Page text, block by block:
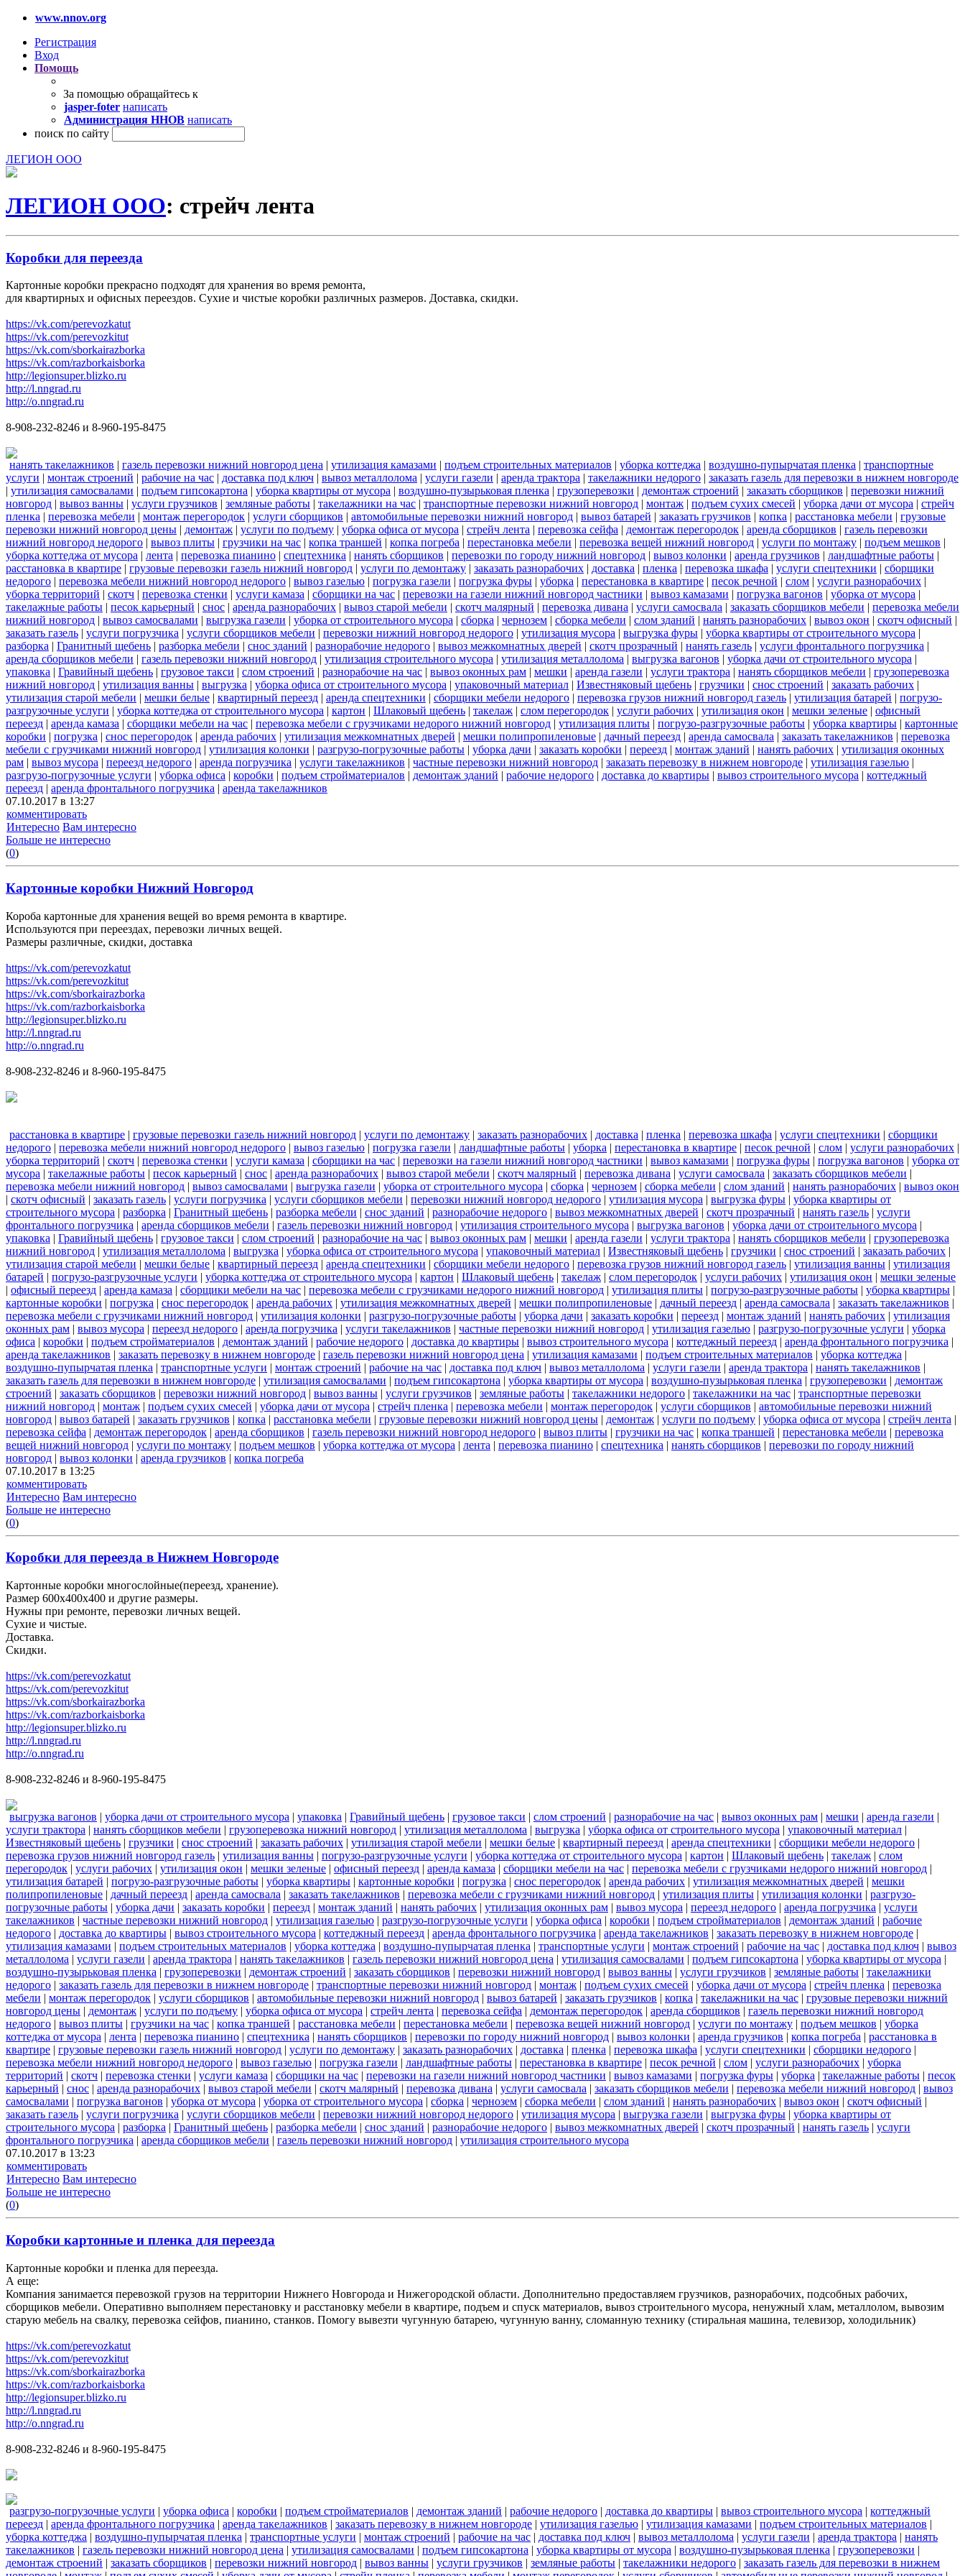
www.nnov.org
Регистрация
Вход
Помощь
За помощью обращайтесь к
jasper-foter написать
Администрация ННОВ написать
поиск по сайту
ЛЕГИОН ООО
ЛЕГИОН ООО: стрейч лента
Коробки для переезда
Картонные коробки прекрасно подходят для хранения во время ремонта,
для квартирных и офисных переездов. Сухие и чистые коробки различных размеров. Доставка, скидки.
https://vk.com/perevozkatut
https://vk.com/perevozkitut
https://vk.com/sborkairazborka
https://vk.com/razborkaisborka
http://legionsuper.blizko.ru
http://l.nngrad.ru
http://o.nngrad.ru
8-908-232-8246 и 8-960-195-8475
нанять такелажников | газель перевозки нижний новгород цена | утилизация камазами | подъем строительных материалов | уборка коттеджа | воздушно-пупырчатая пленка | транспортные
услуги | монтаж строений | рабочие на час | доставка под ключ | вывоз металлолома | услуги газели | аренда трактора | такелажники недорого | заказать газель для перевозки в нижнем новгороде
| утилизация самосвалами | подъем гипсокартона | уборка квартиры от мусора | воздушно-пузырьковая пленка | грузоперевозки | демонтаж строений | заказать сборщиков | перевозки нижний
новгород | вывоз ванны | услуги грузчиков | земляные работы | такелажники на час | транспортные перевозки нижний новгород | монтаж | подъем сухих смесей | уборка дачи от мусора | стрейч
пленка | перевозка мебели | монтаж перегородок | услуги сборщиков | автомобильные перевозки нижний новгород | вывоз батарей | заказать грузчиков | копка | расстановка мебели | грузовые
перевозки нижний новгород цены | демонтаж | услуги по подъему | уборка офиса от мусора | стрейч лента | перевозка сейфа | демонтаж перегородок | аренда сборщиков | газель перевозки
нижний новгород недорого | вывоз плиты | грузчики на час | копка траншей | копка погреба | перестановка мебели | перевозка вещей нижний новгород | услуги по монтажу | подъем мешков |
уборка коттеджа от мусора | лента | перевозка пианино | спецтехника | нанять сборщиков | перевозки по городу нижний новгород | вывоз колонки | аренда грузчиков | ландшафтные работы |
расстановка в квартире | грузовые перевозки газель нижний новгород | услуги по демонтажу | заказать разнорабочих | доставка | пленка | перевозка шкафа | услуги спецтехники | сборщики
недорого | перевозка мебели нижний новгород недорого | вывоз газелью | погрузка газели | погрузка фуры | уборка | перестановка в квартире | песок речной | слом | услуги разнорабочих |
уборка территорий | скотч | перевозка стенки | услуги камаза | сборщики на час | перевозки на газели нижний новгород частники | вывоз камазами | погрузка вагонов | уборка от мусора |
такелажные работы | песок карьерный | снос | аренда разнорабочих | вывоз старой мебели | скотч малярный | перевозка дивана | услуги самосвала | заказать сборщиков мебели | перевозка мебели
нижний новгород | вывоз самосвалами | выгрузка газели | уборка от строительного мусора | сборка | чернозем | сборка мебели | слом зданий | нанять разнорабочих | вывоз окон | скотч офисный |
заказать газель | услуги погрузчика | услуги сборщиков мебели | перевозки нижний новгород недорого | утилизация мусора | выгрузка фуры | уборка квартиры от строительного мусора |
разборка | Гранитный щебень | разборка мебели | снос зданий | разнорабочие недорого | вывоз межкомнатных дверей | скотч прозрачный | нанять газель | услуги фронтального погрузчика |
аренда сборщиков мебели | газель перевозки нижний новгород | утилизация строительного мусора | утилизация металлолома | выгрузка вагонов | уборка дачи от строительного мусора |
упаковка | Гравийный щебень | грузовое такси | слом строений | разнорабочие на час | вывоз оконных рам | мешки | аренда газели | услуги трактора | нанять сборщиков мебели | грузоперевозка
нижний новгород | утилизация ванны | выгрузка | уборка офиса от строительного мусора | упаковочный материал | Известняковый щебень | грузчики | снос строений | заказать рабочих |
утилизация старой мебели | мешки белые | квартирный переезд | аренда спецтехники | сборщики мебели недорого | перевозка грузов нижний новгород газель | утилизация батарей | погрузо-
разгрузочные услуги | уборка коттеджа от строительного мусора | картон | Шлаковый щебень | такелаж | слом перегородок | услуги рабочих | утилизация окон | мешки зеленые | офисный
переезд | аренда камаза | сборщики мебели на час | перевозка мебели с грузчиками недорого нижний новгород | утилизация плиты | погрузо-разгрузочные работы | уборка квартиры | картонные
коробки | погрузка | снос перегородок | аренда рабочих | утилизация межкомнатных дверей | мешки полипропиленовые | дачный переезд | аренда самосвала | заказать такелажников | перевозка
мебели с грузчиками нижний новгород | утилизация колонки | разгрузо-погрузочные работы | уборка дачи | заказать коробки | переезд | монтаж зданий | нанять рабочих | утилизация оконных
рам | вывоз мусора | переезд недорого | аренда погрузчика | услуги такелажников | частные перевозки нижний новгород | заказать перевозку в нижнем новгороде | утилизация газелью |
разгрузо-погрузочные услуги | уборка офиса | коробки | подъем стройматериалов | демонтаж зданий | рабочие недорого | доставка до квартиры | вывоз строительного мусора | коттеджный
переезд | аренда фронтального погрузчика | аренда такелажников
07.10.2017 в 13:27
комментировать
Интересно Вам интересно
Больше не интересно
(0)
Картонные коробки Нижний Новгород
Короба картонные для хранения вещей во время ремонта в квартире.
Используются при переездах, перевозки личных вещей.
Размеры различные, скидки, доставка
https://vk.com/perevozkatut
https://vk.com/perevozkitut
https://vk.com/sborkairazborka
https://vk.com/razborkaisborka
http://legionsuper.blizko.ru
http://l.nngrad.ru
http://o.nngrad.ru
8-908-232-8246 и 8-960-195-8475
расстановка в квартире | грузовые перевозки газель нижний новгород | услуги по демонтажу | заказать разнорабочих | доставка | пленка | перевозка шкафа | услуги спецтехники | сборщики
недорого | перевозка мебели нижний новгород недорого | вывоз газелью | погрузка газели | ландшафтные работы | уборка | перестановка в квартире | песок речной | слом | услуги разнорабочих |
уборка территорий | скотч | перевозка стенки | услуги камаза | сборщики на час | перевозки на газели нижний новгород частники | вывоз камазами | погрузка фуры | погрузка вагонов | уборка от
мусора | такелажные работы | песок карьерный | снос | аренда разнорабочих | вывоз старой мебели | скотч малярный | перевозка дивана | услуги самосвала | заказать сборщиков мебели |
перевозка мебели нижний новгород | вывоз самосвалами | выгрузка газели | уборка от строительного мусора | сборка | чернозем | сборка мебели | слом зданий | нанять разнорабочих | вывоз окон
| скотч офисный | заказать газель | услуги погрузчика | услуги сборщиков мебели | перевозки нижний новгород недорого | утилизация мусора | выгрузка фуры | уборка квартиры от
строительного мусора | разборка | Гранитный щебень | разборка мебели | снос зданий | разнорабочие недорого | вывоз межкомнатных дверей | скотч прозрачный | нанять газель | услуги
фронтального погрузчика | аренда сборщиков мебели | газель перевозки нижний новгород | утилизация строительного мусора | выгрузка вагонов | уборка дачи от строительного мусора |
упаковка | Гравийный щебень | грузовое такси | слом строений | разнорабочие на час | вывоз оконных рам | мешки | аренда газели | услуги трактора | нанять сборщиков мебели | грузоперевозка
нижний новгород | утилизация металлолома | выгрузка | уборка офиса от строительного мусора | упаковочный материал | Известняковый щебень | грузчики | снос строений | заказать рабочих |
утилизация старой мебели | мешки белые | квартирный переезд | аренда спецтехники | сборщики мебели недорого | перевозка грузов нижний новгород газель | утилизация ванны | утилизация
батарей | погрузо-разгрузочные услуги | уборка коттеджа от строительного мусора | картон | Шлаковый щебень | такелаж | слом перегородок | услуги рабочих | утилизация окон | мешки зеленые
| офисный переезд | аренда камаза | сборщики мебели на час | перевозка мебели с грузчиками недорого нижний новгород | утилизация плиты | погрузо-разгрузочные работы | уборка квартиры |
картонные коробки | погрузка | снос перегородок | аренда рабочих | утилизация межкомнатных дверей | мешки полипропиленовые | дачный переезд | аренда самосвала | заказать такелажников |
перевозка мебели с грузчиками нижний новгород | утилизация колонки | разгрузо-погрузочные работы | уборка дачи | заказать коробки | переезд | монтаж зданий | нанять рабочих | утилизация
оконных рам | вывоз мусора | переезд недорого | аренда погрузчика | услуги такелажников | частные перевозки нижний новгород | утилизация газелью | разгрузо-погрузочные услуги | уборка
офиса | коробки | подъем стройматериалов | демонтаж зданий | рабочие недорого | доставка до квартиры | вывоз строительного мусора | коттеджный переезд | аренда фронтального погрузчика |
аренда такелажников | заказать перевозку в нижнем новгороде | газель перевозки нижний новгород цена | утилизация камазами | подъем строительных материалов | уборка коттеджа |
воздушно-пупырчатая пленка | транспортные услуги | монтаж строений | рабочие на час | доставка под ключ | вывоз металлолома | услуги газели | аренда трактора | нанять такелажников |
заказать газель для перевозки в нижнем новгороде | утилизация самосвалами | подъем гипсокартона | уборка квартиры от мусора | воздушно-пузырьковая пленка | грузоперевозки | демонтаж
строений | заказать сборщиков | перевозки нижний новгород | вывоз ванны | услуги грузчиков | земляные работы | такелажники недорого | такелажники на час | транспортные перевозки
нижний новгород | монтаж | подъем сухих смесей | уборка дачи от мусора | стрейч пленка | перевозка мебели | монтаж перегородок | услуги сборщиков | автомобильные перевозки нижний
новгород | вывоз батарей | заказать грузчиков | копка | расстановка мебели | грузовые перевозки нижний новгород цены | демонтаж | услуги по подъему | уборка офиса от мусора | стрейч лента |
перевозка сейфа | демонтаж перегородок | аренда сборщиков | газель перевозки нижний новгород недорого | вывоз плиты | грузчики на час | копка траншей | перестановка мебели | перевозка
вещей нижний новгород | услуги по монтажу | подъем мешков | уборка коттеджа от мусора | лента | перевозка пианино | спецтехника | нанять сборщиков | перевозки по городу нижний
новгород | вывоз колонки | аренда грузчиков | копка погреба
07.10.2017 в 13:25
комментировать
Интересно Вам интересно
Больше не интересно
(0)
Коробки для переезда в Нижнем Новгороде
Картонные коробки многослойные(переезд, хранение).
Размер 600х400х400 и другие размеры.
Нужны при ремонте, перевозки личных вещей.
Сухие и чистые.
Доставка.
Скидки.
https://vk.com/perevozkatut
https://vk.com/perevozkitut
https://vk.com/sborkairazborka
https://vk.com/razborkaisborka
http://legionsuper.blizko.ru
http://l.nngrad.ru
http://o.nngrad.ru
8-908-232-8246 и 8-960-195-8475
выгрузка вагонов | уборка дачи от строительного мусора | упаковка | Гравийный щебень | грузовое такси | слом строений | разнорабочие на час | вывоз оконных рам | мешки | аренда газели |
услуги трактора | нанять сборщиков мебели | грузоперевозка нижний новгород | утилизация металлолома | выгрузка | уборка офиса от строительного мусора | упаковочный материал |
Известняковый щебень | грузчики | снос строений | заказать рабочих | утилизация старой мебели | мешки белые | квартирный переезд | аренда спецтехники | сборщики мебели недорого |
перевозка грузов нижний новгород газель | утилизация ванны | погрузо-разгрузочные услуги | уборка коттеджа от строительного мусора | картон | Шлаковый щебень | такелаж | слом
перегородок | услуги рабочих | утилизация окон | мешки зеленые | офисный переезд | аренда камаза | сборщики мебели на час | перевозка мебели с грузчиками недорого нижний новгород |
утилизация батарей | погрузо-разгрузочные работы | уборка квартиры | картонные коробки | погрузка | снос перегородок | аренда рабочих | утилизация межкомнатных дверей | мешки
полипропиленовые | дачный переезд | аренда самосвала | заказать такелажников | перевозка мебели с грузчиками нижний новгород | утилизация плиты | утилизация колонки | разгрузо-
погрузочные работы | уборка дачи | заказать коробки | переезд | монтаж зданий | нанять рабочих | утилизация оконных рам | вывоз мусора | переезд недорого | аренда погрузчика | услуги
такелажников | частные перевозки нижний новгород | утилизация газелью | разгрузо-погрузочные услуги | уборка офиса | коробки | подъем стройматериалов | демонтаж зданий | рабочие
недорого | доставка до квартиры | вывоз строительного мусора | коттеджный переезд | аренда фронтального погрузчика | аренда такелажников | заказать перевозку в нижнем новгороде |
утилизация камазами | подъем строительных материалов | уборка коттеджа | воздушно-пупырчатая пленка | транспортные услуги | монтаж строений | рабочие на час | доставка под ключ | вывоз
металлолома | услуги газели | аренда трактора | нанять такелажников | газель перевозки нижний новгород цена | утилизация самосвалами | подъем гипсокартона | уборка квартиры от мусора |
воздушно-пузырьковая пленка | грузоперевозки | демонтаж строений | заказать сборщиков | перевозки нижний новгород | вывоз ванны | услуги грузчиков | земляные работы | такелажники
недорого | заказать газель для перевозки в нижнем новгороде | транспортные перевозки нижний новгород | монтаж | подъем сухих смесей | уборка дачи от мусора | стрейч пленка | перевозка
мебели | монтаж перегородок | услуги сборщиков | автомобильные перевозки нижний новгород | вывоз батарей | заказать грузчиков | копка | такелажники на час | грузовые перевозки нижний
новгород цены | демонтаж | услуги по подъему | уборка офиса от мусора | стрейч лента | перевозка сейфа | демонтаж перегородок | аренда сборщиков | газель перевозки нижний новгород
недорого | вывоз плиты | грузчики на час | копка траншей | расстановка мебели | перестановка мебели | перевозка вещей нижний новгород | услуги по монтажу | подъем мешков | уборка
коттеджа от мусора | лента | перевозка пианино | спецтехника | нанять сборщиков | перевозки по городу нижний новгород | вывоз колонки | аренда грузчиков | копка погреба | расстановка в
квартире | грузовые перевозки газель нижний новгород | услуги по демонтажу | заказать разнорабочих | доставка | пленка | перевозка шкафа | услуги спецтехники | сборщики недорого |
перевозка мебели нижний новгород недорого | вывоз газелью | погрузка газели | ландшафтные работы | перестановка в квартире | песок речной | слом | услуги разнорабочих | уборка
территорий | скотч | перевозка стенки | услуги камаза | сборщики на час | перевозки на газели нижний новгород частники | вывоз камазами | погрузка фуры | уборка | такелажные работы | песок
карьерный | снос | аренда разнорабочих | вывоз старой мебели | скотч малярный | перевозка дивана | услуги самосвала | заказать сборщиков мебели | перевозка мебели нижний новгород | вывоз
самосвалами | погрузка вагонов | уборка от мусора | уборка от строительного мусора | сборка | чернозем | сборка мебели | слом зданий | нанять разнорабочих | вывоз окон | скотч офисный |
заказать газель | услуги погрузчика | услуги сборщиков мебели | перевозки нижний новгород недорого | утилизация мусора | выгрузка газели | выгрузка фуры | уборка квартиры от
строительного мусора | разборка | Гранитный щебень | разборка мебели | снос зданий | разнорабочие недорого | вывоз межкомнатных дверей | скотч прозрачный | нанять газель | услуги
фронтального погрузчика | аренда сборщиков мебели | газель перевозки нижний новгород | утилизация строительного мусора
07.10.2017 в 13:23
комментировать
Интересно Вам интересно
Больше не интересно
(0)
Коробки картонные и пленка для переезда
Картонные коробки и пленка для переезда.
А еще:
Компания занимается перевозкой грузов на территории Нижнего Новгорода и Нижегородской области. Дополнительно предоставляем грузчиков, разнорабочих, подсобных рабочих,
сборщиков мебели. Оперативно выполняем перестановку и расстановку мебели в квартире, подъем и спуск материалов, вывоз строительного мусора, ненужный хлам, металлолом, вывозим
старую мебель на свалку, перевозка сейфов, пианино, станков. Помогу вывезти чугунную батарею, чугунную ванну, сломанную технику (стиральная машина, телевизор, холодильник)
https://vk.com/perevozkatut
https://vk.com/perevozkitut
https://vk.com/sborkairazborka
https://vk.com/razborkaisborka
http://legionsuper.blizko.ru
http://l.nngrad.ru
http://o.nngrad.ru
8-908-232-8246 и 8-960-195-8475
разгрузо-погрузочные услуги | уборка офиса | коробки | подъем стройматериалов | демонтаж зданий | рабочие недорого | доставка до квартиры | вывоз строительного мусора | коттеджный
переезд | аренда фронтального погрузчика | аренда такелажников | заказать перевозку в нижнем новгороде | утилизация газелью | утилизация камазами | подъем строительных материалов |
уборка коттеджа | воздушно-пупырчатая пленка | транспортные услуги | монтаж строений | рабочие на час | доставка под ключ | вывоз металлолома | услуги газели | аренда трактора | нанять
такелажников | газель перевозки нижний новгород цена | утилизация самосвалами | подъем гипсокартона | уборка квартиры от мусора | воздушно-пузырьковая пленка | грузоперевозки |
демонтаж строений | заказать сборщиков | перевозки нижний новгород | вывоз ванны | услуги грузчиков | земляные работы | такелажники недорого | заказать газель для перевозки в нижнем